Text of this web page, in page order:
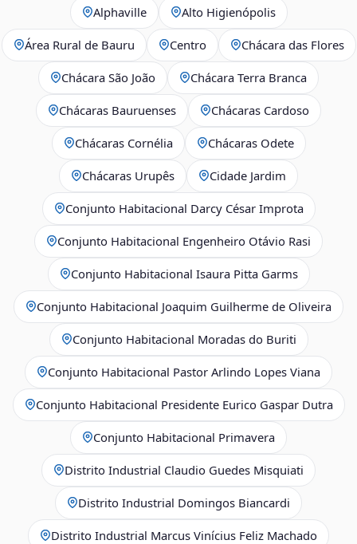
Alphaville Alto Higienópolis
Área Rural de Bauru Centro Chácara das Flores
Chácara São João Chácara Terra Branca
Chácaras Bauruenses Chácaras Cardoso
Chácaras Cornélia Chácaras Odete
Chácaras Urupês Cidade Jardim
Conjunto Habitacional Darcy César Improta
Conjunto Habitacional Engenheiro Otávio Rasi
Conjunto Habitacional Isaura Pitta Garms
Conjunto Habitacional Joaquim Guilherme de Oliveira
Conjunto Habitacional Moradas do Buriti
Conjunto Habitacional Pastor Arlindo Lopes Viana
Conjunto Habitacional Presidente Eurico Gaspar Dutra
Conjunto Habitacional Primavera
Distrito Industrial Claudio Guedes Misquiati
Distrito Industrial Domingos Biancardi
Distrito Industrial Marcus Vinícius Feliz Machado